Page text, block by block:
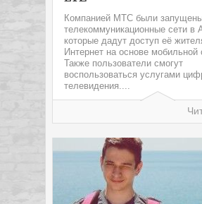
Компанией МТС были
телекоммуникационные сети в
которые дадут доступ её
Интернет на основе мобильной
Также пользователи смогут
воспользоваться услугами
телевидения....